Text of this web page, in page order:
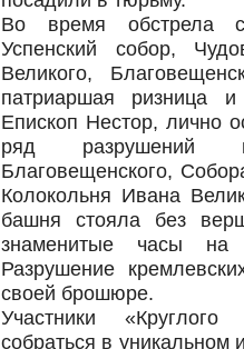
Во время обстрела
Успенский собор,
Великого,
патриаршая ризница
Епископ Нестор, лично
ряд разрушений и
Благовещенского,
Колокольня Ивана
башня стояла без
знаменитые часы на
Разрушение
своей брошюре.
Участники
собраться в уникальном